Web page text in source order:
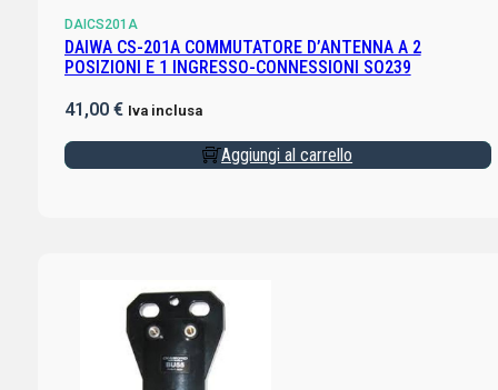
DAICS201A
DAIWA CS-201A COMMUTATORE D’ANTENNA A 2
POSIZIONI E 1 INGRESSO-CONNESSIONI SO239
41,00 € Iva inclusa
Aggiungi al carrello